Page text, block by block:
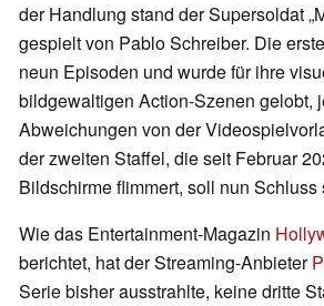
der Handlung stand der Supersoldat
gespielt von Pablo Schreiber. Die
neun Episoden und wurde für ihre
bildgewaltigen Action-Szenen gelobt,
Abweichungen von der
der zweiten Staffel, die seit Februar
Bildschirme flimmert, soll nun Schluss
Wie das Entertainment-Magazin
berichtet, hat der Streaming-Anbieter
Serie bisher ausstrahlte, keine dritte